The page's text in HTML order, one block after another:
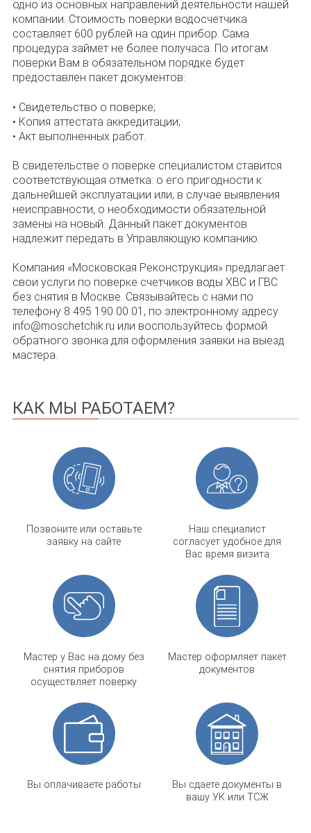
одно из основных направлений деятельности нашей
компании. Стоимость поверки водосчетчика
составляет 600 рублей на один прибор. Сама
процедура займет не более получаса. По итогам
поверки Вам в обязательном порядке будет
предоставлен пакет документов:
• Свидетельство о поверке;
• Копия аттестата аккредитации;
• Акт выполненных работ.
В свидетельстве о поверке специалистом ставится
соответствующая отметка: о его пригодности к
дальнейшей эксплуатации или, в случае выявления
неисправности, о необходимости обязательной
замены на новый. Данный пакет документов
надлежит передать в Управляющую компанию.
Компания «Московская Реконструкция» предлагает
свои услуги по поверке счетчиков воды ХВС и ГВС
без снятия в Москве. Связывайтесь с нами по
телефону 8 495 190 00 01, по электронному адресу
info@moschetchik.ru или воспользуйтесь формой
обратного звонка для оформления заявки на выезд
мастера.
КАК МЫ РАБОТАЕМ?
Позвоните или оставьте
заявку на сайте
Наш специалист
согласует удобное для
Вас время визита
Мастер у Вас на дому без
снятия приборов
осуществляет поверку
Мастер оформляет пакет
документов
Вы оплачиваете работы
Вы сдаете документы в
вашу УК или ТСЖ